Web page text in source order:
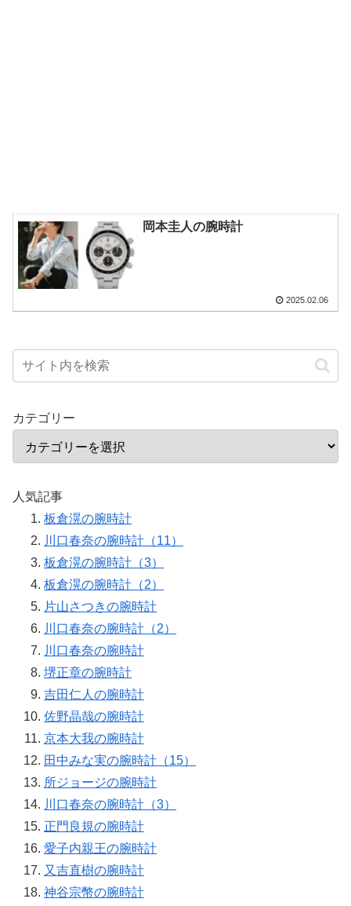
岡本圭人の腕時計
2025.02.06
カテゴリー
人気記事
板倉滉の腕時計
川口春奈の腕時計（11）
板倉滉の腕時計（3）
板倉滉の腕時計（2）
片山さつきの腕時計
川口春奈の腕時計（2）
川口春奈の腕時計
堺正章の腕時計
吉田仁人の腕時計
佐野晶哉の腕時計
京本大我の腕時計
田中みな実の腕時計（15）
所ジョージの腕時計
川口春奈の腕時計（3）
正門良規の腕時計
愛子内親王の腕時計
又吉直樹の腕時計
神谷宗幣の腕時計